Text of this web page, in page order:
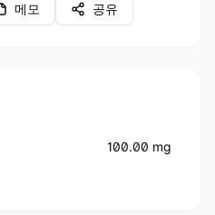
메모 공유
100.00 mg